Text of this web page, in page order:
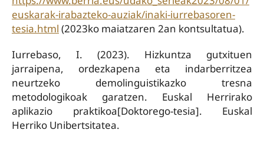
euskarak-irabazteko-auziak/inaki-iurrebasoren-
tesia.html (2023ko maiatzaren 2an kontsultatua).
Iurrebaso, I. (2023). Hizkuntza gutxituen
jarraipena, ordezkapena eta indarberritzea
neurtzeko demolinguistikazko tresna
metodologikoak garatzen. Euskal Herrirako
aplikazio praktikoa[Doktorego-tesia]. Euskal
Herriko Unibertsitatea.